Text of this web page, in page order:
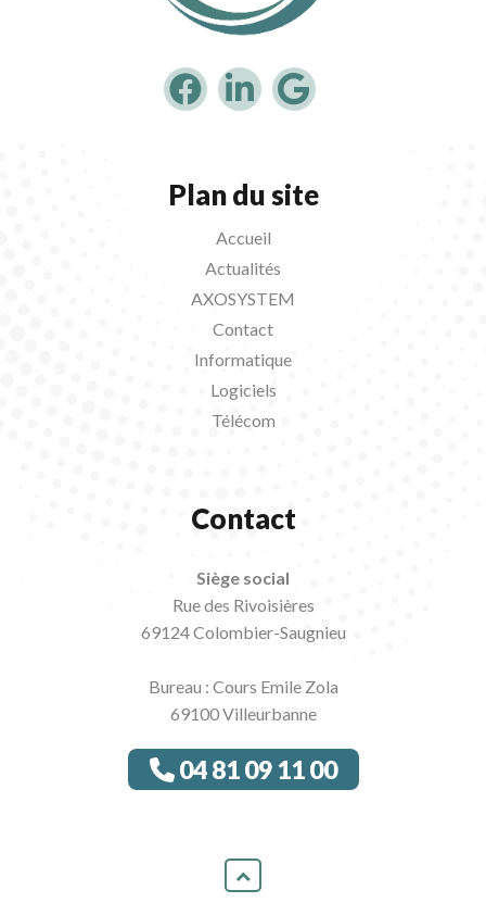
Plan du site
Accueil
Actualités
AXOSYSTEM
Contact
Informatique
Logiciels
Télécom
Contact
Siège social
Rue des Rivoisières
69124 Colombier-Saugnieu
Bureau : Cours Emile Zola
69100 Villeurbanne
04 81 09 11 00